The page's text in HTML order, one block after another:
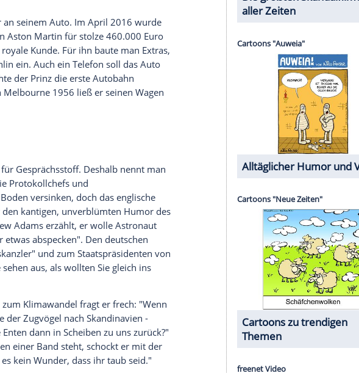
Grades kennen: PrinzessinElisabeth
. Sie ist die
ihrer Ururenkel. 1939 gab es ein Wiedersehen:
und Schwester Margaret das Royal Naval
ältere Philip ausgebildet wurde. Elisabeth
aus der schließlich Liebe wurde.
Dänemark
Religion zur anglikanischen Kirche. 1947
in
damit brechen die beiden royalen Senioren
der englischen Geschichte: Er ist 69 Jahre
67, Anne, 65,Andrew, 56 und Edward, 52).
Charlotte (1744-1818). Diese war 57 Jahre
Gleichzeitig ist er der älteste lebende Ururenkel von
II.ist die dienstälteste Monarchin in der britischen